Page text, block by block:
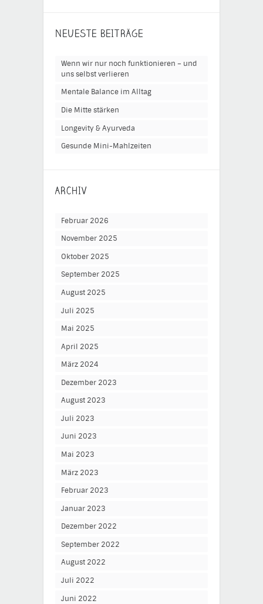
NEUESTE BEITRÄGE
Wenn wir nur noch funktionieren – und
uns selbst verlieren
Mentale Balance im Alltag
Die Mitte stärken
Longevity & Ayurveda
Gesunde Mini-Mahlzeiten
ARCHIV
Februar 2026
November 2025
Oktober 2025
September 2025
August 2025
Juli 2025
Mai 2025
April 2025
März 2024
Dezember 2023
August 2023
Juli 2023
Juni 2023
Mai 2023
März 2023
Februar 2023
Januar 2023
Dezember 2022
September 2022
August 2022
Juli 2022
Juni 2022